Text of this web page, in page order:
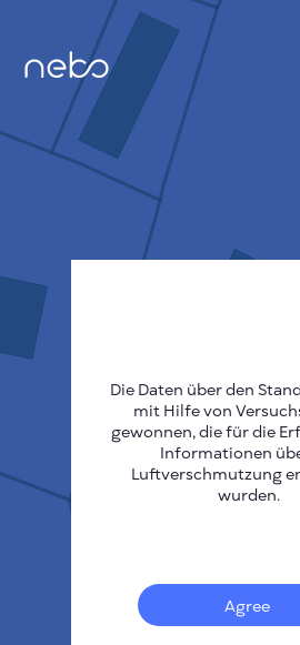
ANMELDEN
STADTPLAN
FUNKTIONSWEISE
21
Die Daten über den
mit Hilfe von
gewonnen, die für die
Informationen
Luftverschmutzung
wurden.
Agree